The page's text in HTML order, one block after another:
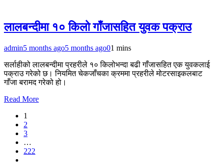
लालबन्दीमा १० किलो गाँजासहित युवक पक्राउ
admin5 months ago5 months ago01 mins
सर्लाहीको लालबन्दीमा प्रहरीले १० किलोभन्दा बढी गाँजासहित एक युवकलाई
पक्राउ गरेको छ। नियमित चेकजाँचका क्रममा प्रहरीले मोटरसाइकलबाट
गाँजा बरामद गरेको हो।
Read More
1
2
3
…
222